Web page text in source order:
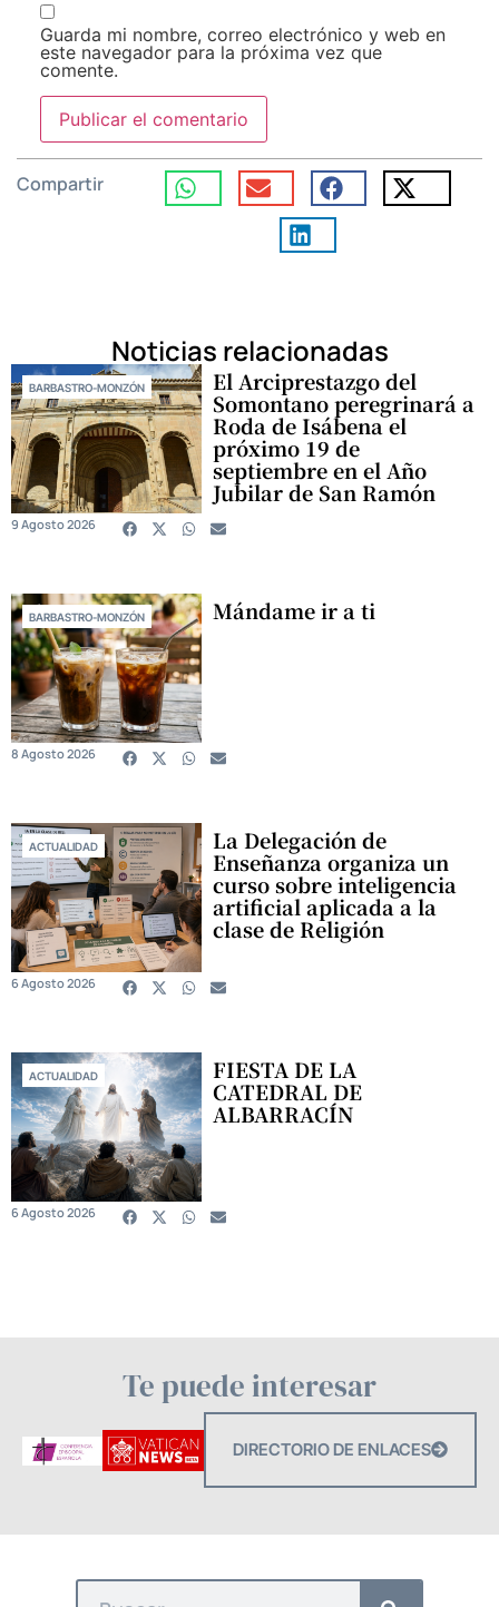
Guarda mi nombre, correo electrónico y web en
este navegador para la próxima vez que
comente.
Compartir
Noticias relacionadas
BARBASTRO-MONZÓN El Arciprestazgo del
Somontano peregrinará a
Roda de Isábena el
próximo 19 de
septiembre en el Año
Jubilar de San Ramón
9 Agosto 2026
BARBASTRO-MONZÓN Mándame ir a ti
8 Agosto 2026
ACTUALIDAD La Delegación de
Enseñanza organiza un
curso sobre inteligencia
artificial aplicada a la
clase de Religión
6 Agosto 2026
ACTUALIDAD FIESTA DE LA
CATEDRAL DE
ALBARRACÍN
6 Agosto 2026
Te puede interesar
DIRECTORIO DE ENLACES